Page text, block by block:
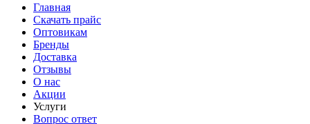
Главная
Скачать прайс
Оптовикам
Бренды
Доставка
Отзывы
О нас
Акции
Услуги
Вопрос ответ